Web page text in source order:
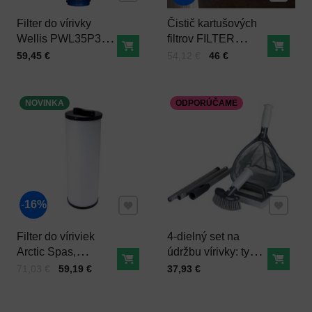
Filter do vírivky
Wellis PWL35P3-M
Antimicrobial
Cena s DPH
59,45 € Do košíka
Čistič kartušových
filtrov FILTER
FLOSSER pre
Cena s DPH46 €
Pred zľavou: Do
Filter do víriviek
Arctic Spas,
Passion Spas
Cena s DPH59,19 €
Pred zľavou: Do košíka
NOVINKA
16% Pridať k Obľúbeným
4-dielný set na
údržbu vírivky: tyč,
kefa, sieťka a hubka
Cena s DPH
37,93 € Do
ODPORÚČAME